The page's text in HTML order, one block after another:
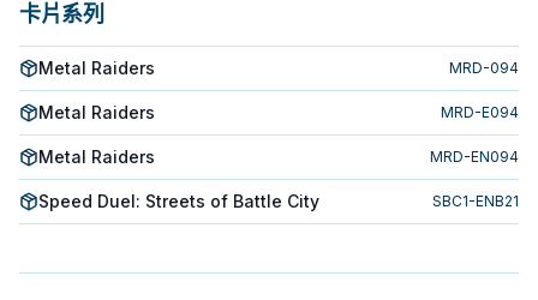
卡片系列
Metal Raiders MRD-094
Metal Raiders MRD-E094
Metal Raiders MRD-EN094
Speed Duel: Streets of Battle City SBC1-ENB21